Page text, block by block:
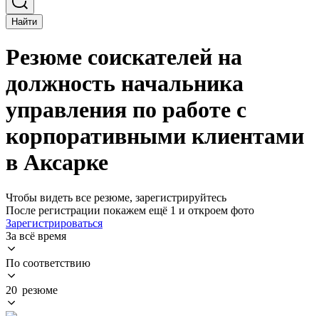
Найти
Резюме соискателей на
должность начальника
управления по работе с
корпоративными клиентами
в Аксарке
Чтобы видеть все резюме, зарегистрируйтесь
После регистрации покажем ещё 1 и откроем фото
Зарегистрироваться
За всё время
По соответствию
20 резюме